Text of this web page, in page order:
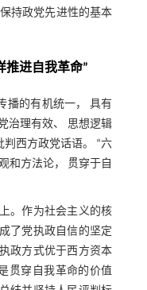
持政党先进性的基本
推进自我革命”
播的有机统一， 具有
治理有效、 思想逻辑
西方政党话语。 “六
和方法论， 贯穿于自
。作为社会主义的核
了党执政自信的坚定
政方式优于西方资本
贯穿自我革命的价值